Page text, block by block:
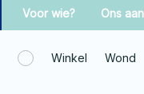
Voor wie? Ons
Winkel Wond